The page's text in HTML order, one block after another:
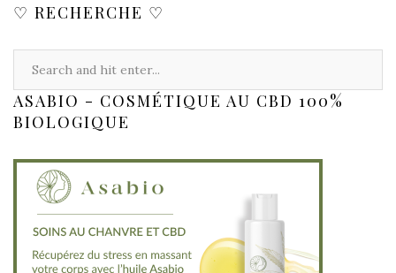
♡ RECHERCHE ♡
ASABIO - COSMÉTIQUE AU CBD 100%
BIOLOGIQUE